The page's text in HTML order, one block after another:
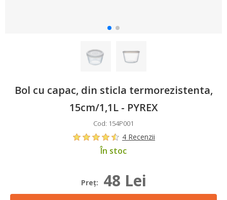
Bol cu capac, din sticla termorezistenta,
15cm/1,1L - PYREX
Cod: 154P001
4 Recenzii
În stoc
Preţ: 48 Lei